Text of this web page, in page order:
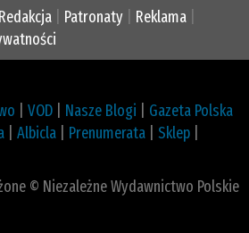
Redakcja Patronaty Reklama
VOD Nasze Blogi
Gazeta Polska
Albicla Prenumerata Sklep
© Niezależne Wydawnictwo Polskie